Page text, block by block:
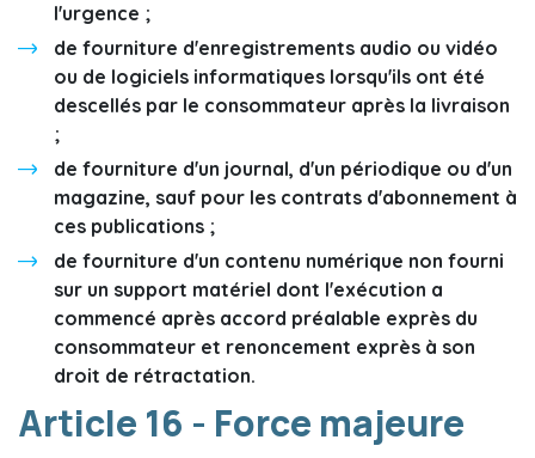
l'urgence ;
de fourniture d'enregistrements audio ou vidéo
ou de logiciels informatiques lorsqu'ils ont été
descellés par le consommateur après la livraison
;
de fourniture d'un journal, d'un périodique ou d'un
magazine, sauf pour les contrats d'abonnement à
ces publications ;
de fourniture d'un contenu numérique non fourni
sur un support matériel dont l'exécution a
commencé après accord préalable exprès du
consommateur et renoncement exprès à son
droit de rétractation.
Article 16 - Force majeure